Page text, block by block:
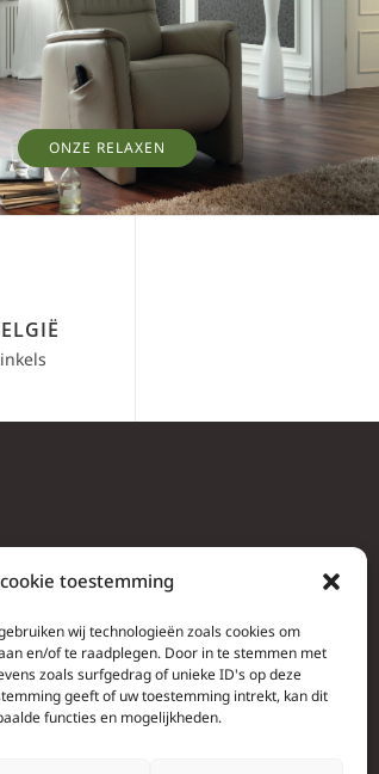
toestemming
wij technologieën zoals cookies om
en/of te raadplegen. Door in te stemmen met
zoals surfgedrag of unieke ID's op deze
geeft of uw toestemming intrekt, kan dit
functies en mogelijkheden.
ONZE RELAXEN